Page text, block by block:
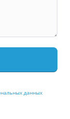
данных